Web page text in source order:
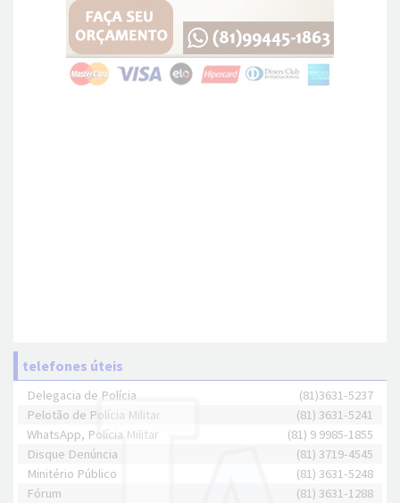
telefones úteis
Delegacia de Polícia
(81)3631-5237
Pelotão de Polícia Militar
(81) 3631-5241
WhatsApp, Polícia Militar
(81) 9 9985-1855
Disque Denúncia
(81) 3719-4545
Minitério Público
(81) 3631-5248
Fórum
(81) 3631-1288